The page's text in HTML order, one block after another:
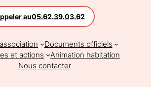
au05.62.39.03.62
Documents officiels
et actions
Animation habitation
Nous contacter